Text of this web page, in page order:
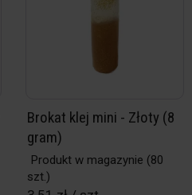
Brokat klej mini - Złoty (8
gram)
Produkt w magazynie (80
szt.)